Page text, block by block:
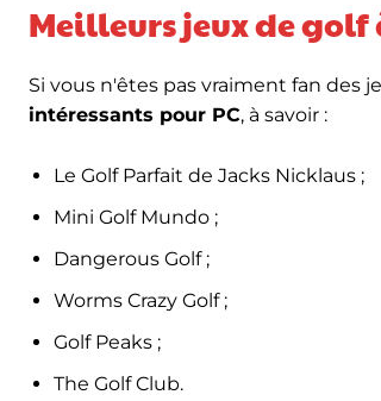
Meilleurs jeux de golf
Si vous n'êtes pas vraiment fan des
intéressants pour PC, à savoir :
Le Golf Parfait de Jacks Nicklaus ;
Mini Golf Mundo ;
Dangerous Golf ;
Worms Crazy Golf ;
Golf Peaks ;
The Golf Club.